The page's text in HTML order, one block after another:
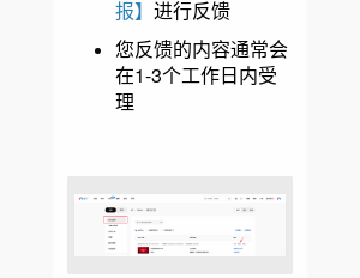
报】 进行反馈
您反馈的内容通常会
在1-3个工作日内受
理